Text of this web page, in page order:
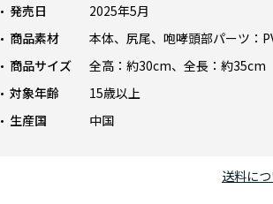
東宝大怪獣シリーズ GODZILLA（2024）
EMPIRE 少年リ
発売日
2025年5月
商品素材
本体、尻尾、咆哮頭部パーツ：
商品サイズ
全高：約30cm、全長：約35cm
対象年齢
15歳以上
生産国
中国
送料に